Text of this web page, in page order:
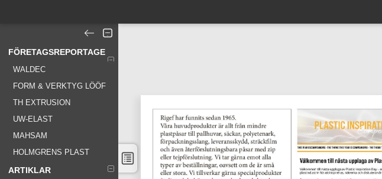
FÖRETAGSREPORTAGE
WALDEC
FORM & VERKTYG LÖÖF
TH EXTRUSION
UW-ELAST
MAHSAM
HOLMGRENS PLAST
ARTIKLAR